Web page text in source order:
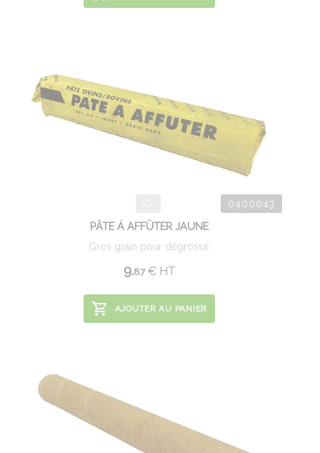
0400043
PÂTE Á AFFÛTER JAUNE
Gros grain pour dégrossir.
9.87 €HT
AJOUTER AU PANIER